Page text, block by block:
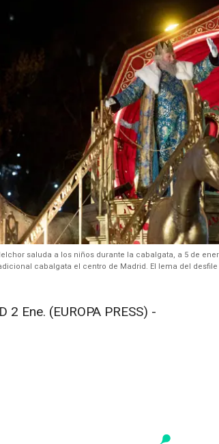
saluda a los niños durante la cabalgata, a 5 de
cabalgata el centro de Madrid. El lema del
2 Ene. (EUROPA PRESS) -